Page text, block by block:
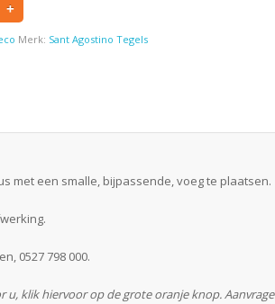
+
Merk: Sant Agostino Tegels
met een smalle, bijpassende, voeg te plaatsen.
0527 798 000.
u, klik hiervoor op de grote oranje knop.